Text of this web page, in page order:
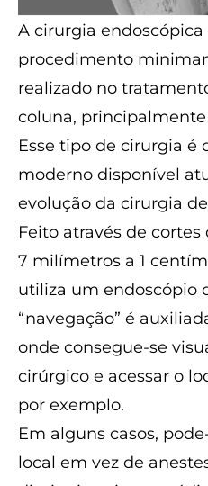
A cirurgia
procedimento
realizado no
coluna,
Esse tipo de cirurgia é
moderno disponível
evolução da cirurgia
Feito através de
7 milímetros a 1
utiliza um endoscópio
“navegação” é
onde consegue-se
cirúrgico e acessar o
por exemplo.
Em alguns casos,
local em vez de